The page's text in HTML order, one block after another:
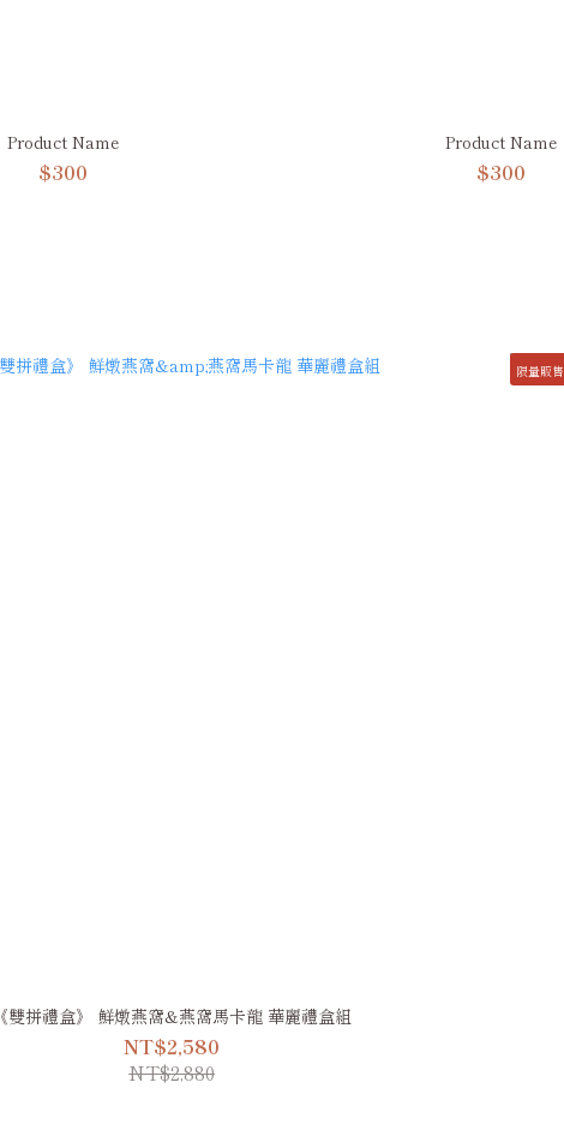
Product Name
$300
Product Name
$300
《雙拼禮盒》 鮮燉燕窩&燕窩馬卡龍 華麗禮盒組
NT$2,580
NT$2,880
限量販售